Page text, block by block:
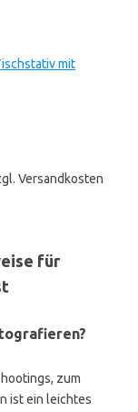
mit
Versandkosten
für
zum
ist ein leichtes